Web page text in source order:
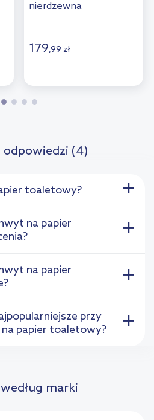
nierdzewna
179,99 zł
odpowiedzi (4)
toaletowy? +
na papier
+
na papier
+
przy
papier toaletowy?
+
marki